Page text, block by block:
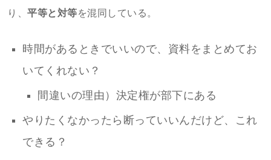
り、 平等と対等を混同している。
時間があるときでいいので、資料をまとめてお
いてくれない？
間違いの理由）決定権が部下にある
やりたくなかったら断っていいんだけど、これ
できる？